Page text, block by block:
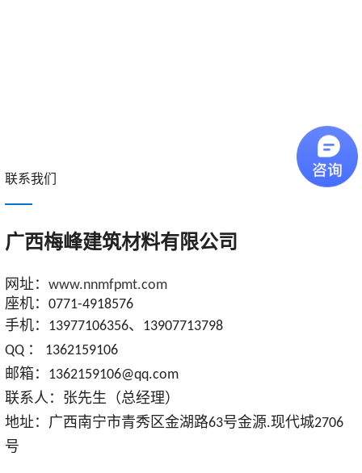
联系我们
广西梅峰建筑材料有限公司
网址： www.nnmfpmt.com
座机：0771-4918576
手机：13977106356、13907713798
QQ ： 1362159106
邮箱：1362159106@qq.com
联系人：张先生（总经理）
地址：广西南宁市青秀区金湖路63号金源.现代城2706
号